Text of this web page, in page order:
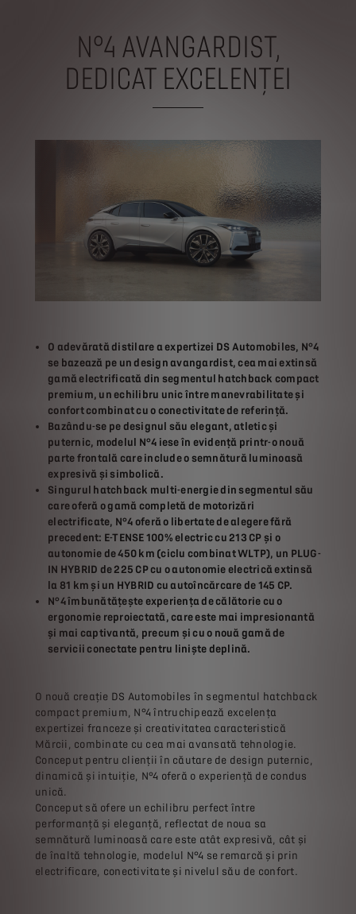
N°4 AVANGARDIST,
DEDICAT EXCELENȚEI
O adevărată distilare a expertizei DS Automobiles, N°4
se bazează pe un design avangardist, cea mai extinsă
gamă electrificată din segmentul hatchback compact
premium, un echilibru unic între manevrabilitate și
confort combinat cu o conectivitate de referință.
Bazându-se pe designul său elegant, atletic și
puternic, modelul N°4 iese în evidență printr-o nouă
parte frontală care include o semnătură luminoasă
expresivă și simbolică.
Singurul hatchback multi-energie din segmentul său
care oferă o gamă completă de motorizări
electrificate, N°4 oferă o libertate de alegere fără
precedent: E-TENSE 100% electric cu 213 CP și o
autonomie de 450 km (ciclu combinat WLTP), un PLUG-
IN HYBRID de 225 CP cu o autonomie electrică extinsă
la 81 km și un HYBRID cu autoîncărcare de 145 CP.
N°4 îmbunătățește experiența de călătorie cu o
ergonomie reproiectată, care este mai impresionantă
și mai captivantă, precum și cu o nouă gamă de
servicii conectate pentru liniște deplină.
O nouă creație DS Automobiles în segmentul hatchback
compact premium, N°4 întruchipează excelența
expertizei franceze și creativitatea caracteristică
Mărcii, combinate cu cea mai avansată tehnologie.
Conceput pentru clienții în căutare de design puternic,
dinamică și intuiție, N°4 oferă o experiență de condus
unică.
Conceput să ofere un echilibru perfect între
performanță și eleganță, reflectat de noua sa
semnătură luminoasă care este atât expresivă, cât și
de înaltă tehnologie, modelul N°4 se remarcă și prin
electrificare, conectivitate și nivelul său de confort.